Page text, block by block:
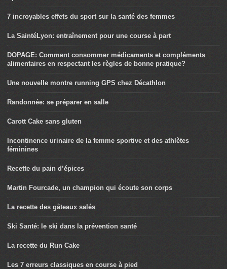
7 incroyables effets du sport sur la santé des femmes
La SaintéLyon: entraînement pour une course à part
DOPAGE: Comment consommer médicaments et compléments
alimentaires en respectant les règles de bonne pratique?
Une nouvelle montre running GPS chez Décathlon
Randonnée: se préparer en salle
Carott Cake sans gluten
Incontinence urinaire de la femme sportive et des athlètes
féminines
Recette du pain d’épices
Martin Fourcade, un champion qui écoute son corps
La recette des gâteaux salés
Ski Santé: le ski dans la prévention santé
La recette du Run Cake
Les 7 erreurs classiques en course à pied